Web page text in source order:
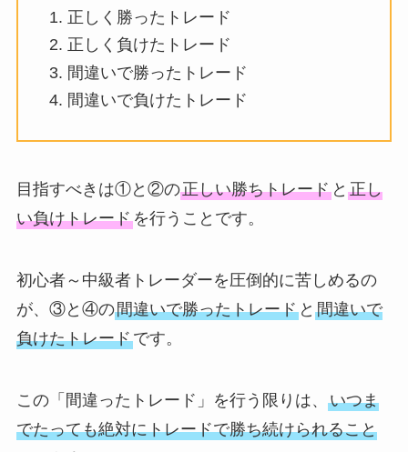
正しく勝ったトレード
正しく負けたトレード
間違いで勝ったトレード
間違いで負けたトレード
目指すべきは①と②の正しい勝ちトレードと 正し
い負けトレードを行うことです。
初心者～中級者トレーダーを圧倒的に苦しめるの
が、③と④の間違いで勝ったトレードと 間違いで
負けたトレードです。
この「間違ったトレード」を行う限りは、 いつま
でたっても絶対にトレードで勝ち続けられること